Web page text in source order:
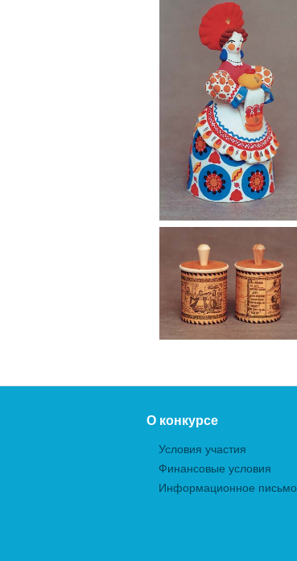
О конкурсе
Условия участия
Финансовые условия
Информационное письмо